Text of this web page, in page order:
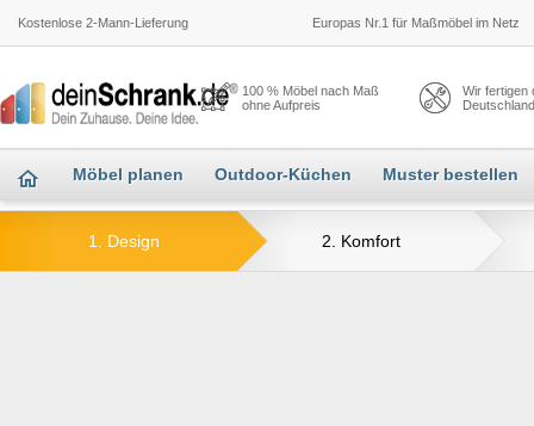
Kostenlose 2-Mann-Lieferung Europas Nr.1 für Maßmöbel im Netz
100 % Möbel nach Maß
ohne Aufpreis
Wir fertigen
Möbel planen Outdoor-Küchen Muster bestellen
2. Komfort
1. Design